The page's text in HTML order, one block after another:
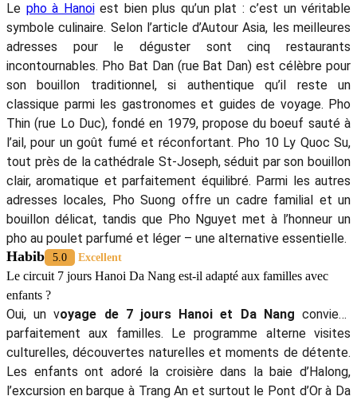
Le pho à Hanoiest bien plus qu’un plat : c’est un véritable
symbole culinaire. Selon l’article d’Autour Asia, les meilleures
adresses pour le déguster sont cinq restaurants
incontournables. Pho Bat Dan (rue Bat Dan) est célèbre pour
son bouillon traditionnel, si authentique qu’il reste un
classique parmi les gastronomes et guides de voyage. Pho
Thin (rue Lo Duc), fondé en 1979, propose du boeuf sauté à
l’ail, pour un goût fumé et réconfortant. Pho 10 Ly Quoc Su,
tout près de la cathédrale St-Joseph, séduit par son bouillon
clair, aromatique et parfaitement équilibré. Parmi les autres
adresses locales, Pho Suong offre un cadre familial et un
bouillon délicat, tandis que Pho Nguyet met à l’honneur un
pho au poulet parfumé et léger – une alternative essentielle.
Habib 5.0 Excellent
Le circuit 7 jours Hanoi Da Nang est-il adapté aux familles avec
enfants ?
Oui, un voyage de 7 jours Hanoi et Da Nang convient
parfaitement aux familles. Le programme alterne visites
culturelles, découvertes naturelles et moments de détente.
Les enfants ont adoré la croisière dans la baie d’Halong,
l’excursion en barque à Trang An et surtout le Pont d’Or à Da